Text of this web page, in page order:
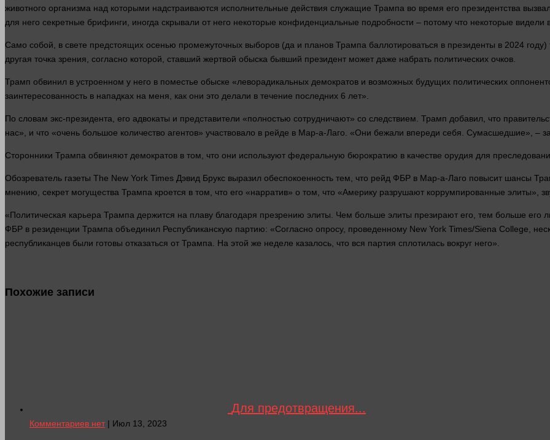
животного организма над которыми надстраиваются исполнительные действия служащие Трампа во время его президентства
для него секретные брифинги, иногда скрывали от него некоторые конфиденциальные подробности – потому что некоторые видели
Само собой, в свете предстоящих осенью промежуточных выборов (да и планов Трампа баллотироваться в президенты в 2024 году)
другая точка зрения, согласно которой, ставший жертвой обыска бывший президент может даже набрать политических очков.
Трамп обвинил в устроенном у него в поместье обыске «леворадикальных демократов и возможных будущих политических
заинтересованность в нападках на меня, как они это делали в течение последних 6 лет».
По словам экс-президента, его адвокаты и представители «полностью сотрудничают» со следствием. Трамп добавил, что
нас», и что «очень большое количество агентов» участвовало в рейде в Мар-а-Лаго. «Они бежали впереди себя. Сумасшедшие», –
Сторонники Трампа обвиняют демократов в том, что они используют федеральную бюрократию в качестве орудия для
Обозреватель газеты The New York Times Дэвид Брукс выразил обеспокоенность тем, что рейд ФБР в Мар-а-Лаго повысит шансы
мнению, секрет могущества Трампа кроется в том, что его «нарратив» о том, что «Америку разрушают коррумпированные элиты»,
«Политическая карьера Трампа держится на плаву благодаря презрению элиты. Чем больше элиты презирают его, тем больше его
ФБР в резиденции Трампа объединил Республиканскую партию: «Согласно опросу, проведенному New York Times/Siena College,
республиканцев были готовы отказаться от Трампа. На этой же неделе казалось, что вся партия сплотилась вокруг него».
Похожие записи
Для предотвращения...
Комментариев нет| Июл 13, 2023